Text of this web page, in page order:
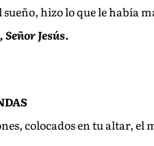
hizo lo que le había
Jesús.
colocados en tu altar,